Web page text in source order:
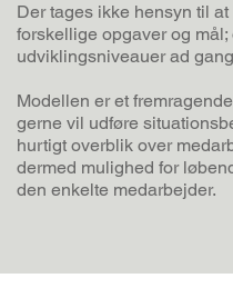
Der tages ikke hensyn til
forskellige opgaver og
udviklingsniveauer ad
Modellen er et
gerne vil udføre
hurtigt overblik over
dermed mulighed for
den enkelte medarbejder.